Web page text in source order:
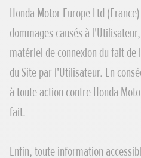
Honda Motor Europe Ltd
dommages causés à
matériel de connexion du fait
du Site par l'Utilisateur. En
à toute action contre Honda
fait.
Enfin, toute information